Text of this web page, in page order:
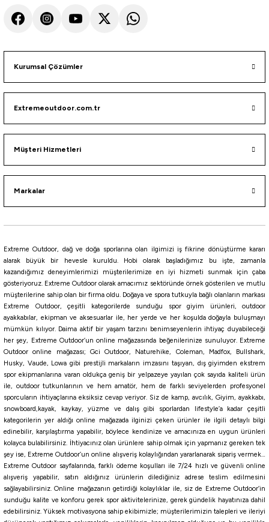
Kurumsal Çözümler
Extremeoutdoor.com.tr
Müşteri Hizmetleri
Markalar
Extreme Outdoor, dağ ve doğa sporlarına olan ilgimizi iş fikrine dönüştürme kararı
alarak büyük bir hevesle kuruldu. Hobi olarak başladığımız bu işte, zamanla
kazandığımız deneyimlerimizi müşterilerimize en iyi hizmeti sunmak için çaba
gösteriyoruz. Extreme Outdoor olarak amacımız sektöründe örnek gösterilen ve mutlu
müşterilerine sahip olan bir firma oldu. Doğaya ve spora tutkuyla bağlı olanların markası
Extreme Outdoor, çeşitli kategorilerde sunduğu spor giyim ürünleri, outdoor
ayakkabılar, ekipman ve aksesuarlar ile, her yerde ve her koşulda doğayla buluşmayı
mümkün kılıyor. Daima aktif bir yaşam tarzını benimseyenlerin ihtiyaç duyabileceği
her şey, Extreme Outdoor’un online mağazasında beğenilerinize sunuluyor. Extreme
Outdoor online mağazası; Gci Outdoor, Naturehike, Coleman, Madfox, Bullshark,
Husky, Vaude, Lowa gibi prestijli markaların imzasını taşıyan, dış giyimden ekstrem
spor ekipmanlarına varan oldukça geniş bir yelpazeye yayılan çok sayıda kaliteli ürün
ile, outdoor tutkunlarının ve hem amatör, hem de farklı seviyelerden profesyonel
sporcuların ihtiyaçlarına eksiksiz cevap veriyor. Siz de kamp, avcılık, Giyim, ayakkabı,
snowboard,kayak, kaykay, yüzme ve dalış gibi sporlardan lifestyle’a kadar çeşitli
kategorilerin yer aldığı online mağazada ilginizi çeken ürünler ile ilgili detaylı bilgi
edinebilir, karşılaştırma yapabilir, böylece kendinize ve amacınıza en uygun ürünleri
kolayca bulabilirsiniz. İhtiyacınız olan ürünlere sahip olmak için yapmanız gereken tek
şey ise, Extreme Outdoor’un online alışveriş kolaylığından yararlanarak sipariş vermek…
Extreme Outdoor sayfalarında, farklı ödeme koşulları ile 7/24 hızlı ve güvenli online
alışveriş yapabilir, satın aldığınız ürünlerin dilediğiniz adrese teslim edilmesini
sağlayabilirsiniz. Online mağazanın getirdiği kolaylıklar ile, siz de Extreme Outdoor’in
sunduğu kalite ve konforu gerek spor aktivitelerinize, gerek gündelik hayatınıza dahil
edebilirsiniz. Yüksek motivasyona sahip ekibimizle; müşterilerimizin talepleri ve ileriyi